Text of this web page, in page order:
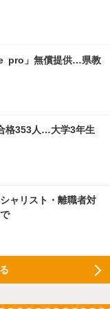
pro」無償提供…県教
格353人…大学3年生
ャリスト・離職者対